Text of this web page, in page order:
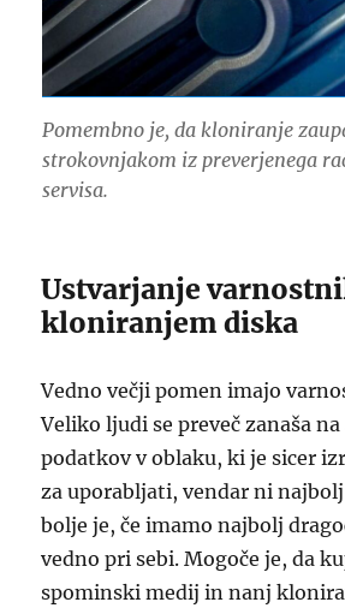
Pomembno je, da kloniranje
strokovnjakom iz preverjenega
servisa.
Ustvarjanje
kloniranjem diska
Vedno večji pomen imajo
Veliko ljudi se preveč zanaša
podatkov v oblaku, ki je sicer
za uporabljati, vendar ni
bolje je, če imamo najbolj
vedno pri sebi. Mogoče je, da
spominski medij in nanj